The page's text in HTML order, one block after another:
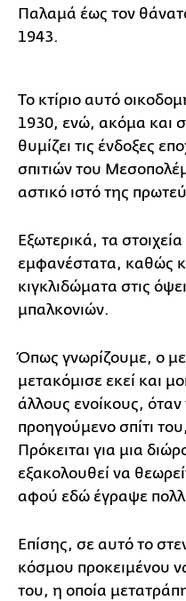
Παλαμά έως τον
1943.
Το κτίριο αυτό
1930, ενώ, ακόμα και
θυμίζει τις ένδοξες
σπιτιών του
αστικό ιστό της
Εξωτερικά, τα
εμφανέστατα, καθώς
κιγκλιδώματα στις
μπαλκονιών.
Όπως γνωρίζουμε, ο
μετακόμισε εκεί και
άλλους ενοίκους,
προηγούμενο σπίτι
Πρόκειται για μια
εξακολουθεί να
αφού εδώ έγραψε
Επίσης, σε αυτό το
κόσμου προκειμένου
του, η οποία